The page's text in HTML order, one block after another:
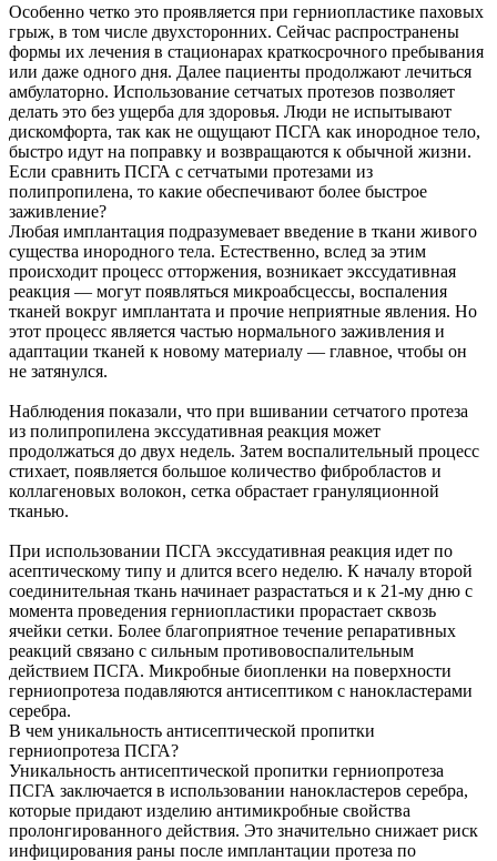
Особенно четко это проявляется при герниопластике паховых
грыж, в том числе двухсторонних. Сейчас распространены
формы их лечения в стационарах краткосрочного пребывания
или даже одного дня. Далее пациенты продолжают лечиться
амбулаторно. Использование сетчатых протезов позволяет
делать это без ущерба для здоровья. Люди не испытывают
дискомфорта, так как не ощущают ПСГА как инородное тело,
быстро идут на поправку и возвращаются к обычной жизни.
Если сравнить ПСГА с сетчатыми протезами из
полипропилена, то какие обеспечивают более быстрое
заживление?
Любая имплантация подразумевает введение в ткани живого
существа инородного тела. Естественно, вслед за этим
происходит процесс отторжения, возникает экссудативная
реакция — могут появляться микроабсцессы, воспаления
тканей вокруг имплантата и прочие неприятные явления. Но
этот процесс является частью нормального заживления и
адаптации тканей к новому материалу — главное, чтобы он
не затянулся.
Наблюдения показали, что при вшивании сетчатого протеза
из полипропилена экссудативная реакция может
продолжаться до двух недель. Затем воспалительный процесс
стихает, появляется большое количество фибробластов и
коллагеновых волокон, сетка обрастает грануляционной
тканью.
При использовании ПСГА экссудативная реакция идет по
асептическому типу и длится всего неделю. К началу второй
соединительная ткань начинает разрастаться и к 21-му дню с
момента проведения герниопластики прорастает сквозь
ячейки сетки. Более благоприятное течение репаративных
реакций связано с сильным противовоспалительным
действием ПСГА. Микробные биопленки на поверхности
герниопротеза подавляются антисептиком с нанокластерами
серебра.
В чем уникальность антисептической пропитки
герниопротеза ПСГА?
Уникальность антисептической пропитки герниопротеза
ПСГА заключается в использовании нанокластеров серебра,
которые придают изделию антимикробные свойства
пролонгированного действия. Это значительно снижает риск
инфицирования раны после имплантации протеза по